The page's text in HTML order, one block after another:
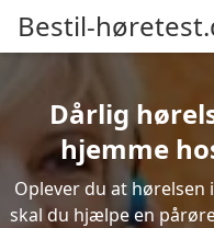
Bestil-
Dårlig
hjemme
Oplever du at
skal du hjælpe en